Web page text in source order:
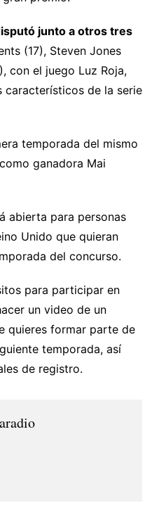
junto a otros tres
(17), Steven Jones
con el juego Luz Roja,
característicos de la serie
temporada del mismo
ganadora Mai
abierta para personas
Unido que quieran
del concurso.
para participar en
un video de un
quieres formar parte de
temporada, así
de registro.